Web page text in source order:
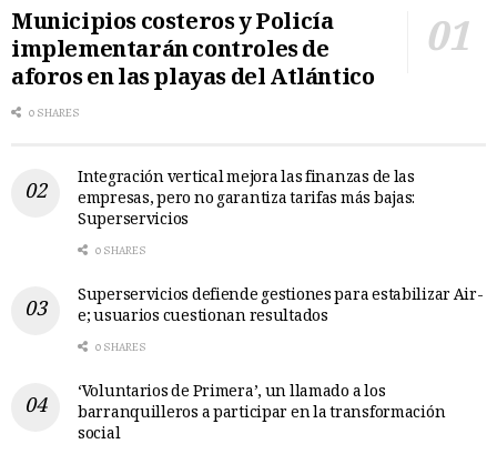
Municipios costeros y Policía
implementarán controles de
aforos en las playas del Atlántico
0 SHARES
Integración vertical mejora las finanzas de las
empresas, pero no garantiza tarifas más bajas:
Superservicios
0 SHARES
Superservicios defiende gestiones para estabilizar Air-
e; usuarios cuestionan resultados
0 SHARES
‘Voluntarios de Primera’, un llamado a los
barranquilleros a participar en la transformación
social